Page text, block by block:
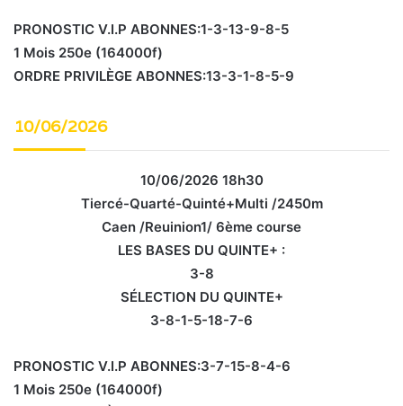
PRONOSTIC V.I.P ABONNES:1-3-13-9-8-5
1 Mois 250e (164000f)
ORDRE PRIVILÈGE ABONNES:13-3-1-8-5-9
10/06/2026
10/06/2026 18h30
Tiercé-Quarté-Quinté+Multi /2450m
Caen /Reuinion1/ 6ème course
LES BASES DU QUINTE+ :
3-8
SÉLECTION DU QUINTE+
3-8-1-5-18-7-6
PRONOSTIC V.I.P ABONNES:3-7-15-8-4-6
1 Mois 250e (164000f)